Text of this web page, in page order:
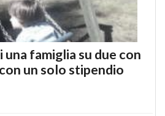
una famiglia su due con
un solo stipendio